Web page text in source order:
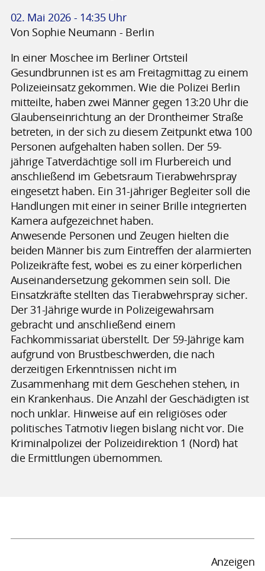
02. Mai 2026 - 14:35 Uhr
Von Sophie Neumann - Berlin
In einer Moschee im Berliner Ortsteil
Gesundbrunnen ist es am Freitagmittag zu einem
Polizeieinsatz gekommen. Wie die Polizei Berlin
mitteilte, haben zwei Männer gegen 13:20 Uhr die
Glaubenseinrichtung an der Drontheimer Straße
betreten, in der sich zu diesem Zeitpunkt etwa 100
Personen aufgehalten haben sollen. Der 59-
jährige Tatverdächtige soll im Flurbereich und
anschließend im Gebetsraum Tierabwehrspray
eingesetzt haben. Ein 31-jähriger Begleiter soll die
Handlungen mit einer in seiner Brille integrierten
Kamera aufgezeichnet haben.
Anwesende Personen und Zeugen hielten die
beiden Männer bis zum Eintreffen der alarmierten
Polizeikräfte fest, wobei es zu einer körperlichen
Auseinandersetzung gekommen sein soll. Die
Einsatzkräfte stellten das Tierabwehrspray sicher.
Der 31-Jährige wurde in Polizeigewahrsam
gebracht und anschließend einem
Fachkommissariat überstellt. Der 59-Jährige kam
aufgrund von Brustbeschwerden, die nach
derzeitigen Erkenntnissen nicht im
Zusammenhang mit dem Geschehen stehen, in
ein Krankenhaus. Die Anzahl der Geschädigten ist
noch unklar. Hinweise auf ein religiöses oder
politisches Tatmotiv liegen bislang nicht vor. Die
Kriminalpolizei der Polizeidirektion 1 (Nord) hat
die Ermittlungen übernommen.
Anzeigen